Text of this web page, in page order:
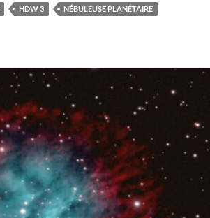
HDW 3
NÉBULEUSE PLANÉTAIRE